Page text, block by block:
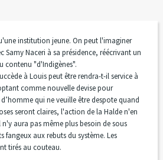
institution jeune. On peut l'imaginer
Samy Naceri à sa présidence, réécrivant un
contenu "d'Indigènes".
à Louis peut être rendra-t-il service à
comme nouvelle devise pour
qui ne veuille être despote quand
seront claires, l'action de la Halde n'en
aura pas même plus besoin de sous
fangeux aux rebuts du système. Les
tirés au couteau.